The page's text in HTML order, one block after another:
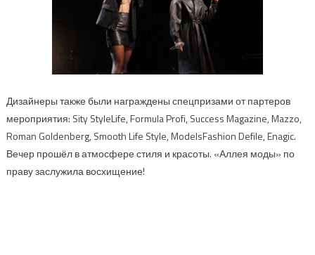
Дизайнеры также были награжденыспецпризамиот партеров
мероприятия: SityStyleLife,FormulaProfi,SuccessMagazine,Mazzo,
Roman Goldenberg,SmoothLife Style,ModelsFashionDefile,Enagic.
Вечер прошёл в атмосфере стиля и красоты. «Аллея моды» по
праву заслужила восхищение!